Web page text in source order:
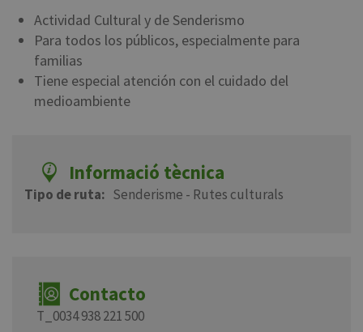
Actividad Cultural y de Senderismo
Para todos los públicos, especialmente para
familias
Tiene especial atención con el cuidado del
medioambiente
Informació tècnica
Tipo de ruta Senderisme - Rutes culturals
Contacto
T_0034 938 221 500